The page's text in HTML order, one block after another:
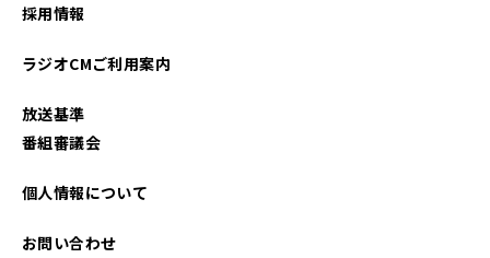
採用情報
ラジオCMご利用案内
放送基準
番組審議会
個人情報について
お問い合わせ